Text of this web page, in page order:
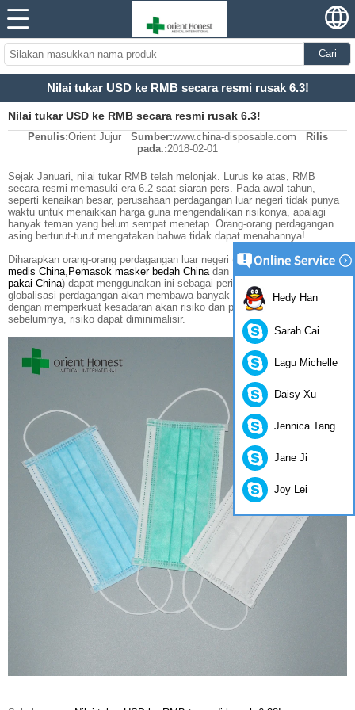
Cari
Nilai tukar USD ke RMB secara resmi rusak 6.3!
Nilai tukar USD ke RMB secara resmi rusak 6.3!
Penulis:Orient Jujur Sumber:www.china-disposable.com
Rilis
pada.:2018-02-01
Sejak Januari, nilai tukar RMB telah melonjak. Lurus ke atas, RMB
secara resmi memasuki era 6.2 saat siaran pers. Pada awal tahun,
seperti kenaikan besar, perusahaan perdagangan luar negeri tidak punya
waktu untuk menaikkan harga guna mengendalikan risikonya, apalagi
banyak teman yang belum sempat menetap. Orang-orang perdagangan
asing berturut-turut mengatakan bahwa tidak dapat menahannya!
Diharapkan orang-orang perdagangan luar negeri (
Produsen masker
medis China, Pemasok masker bedah Chinadan
Produsen pakaian sekali
pakai China) dapat menggunakan ini sebagai peringatan bahwa
globalisasi perdagangan akan membawa banyak potensi risiko. Hanya
dengan memperkuat kesadaran akan risiko dan perencanaan
sebelumnya, risiko dapat diminimalisir.
Hedy Han
Sarah Cai
Lagu Michelle
Daisy Xu
Jennica Tang
Jane Ji
Joy Lei